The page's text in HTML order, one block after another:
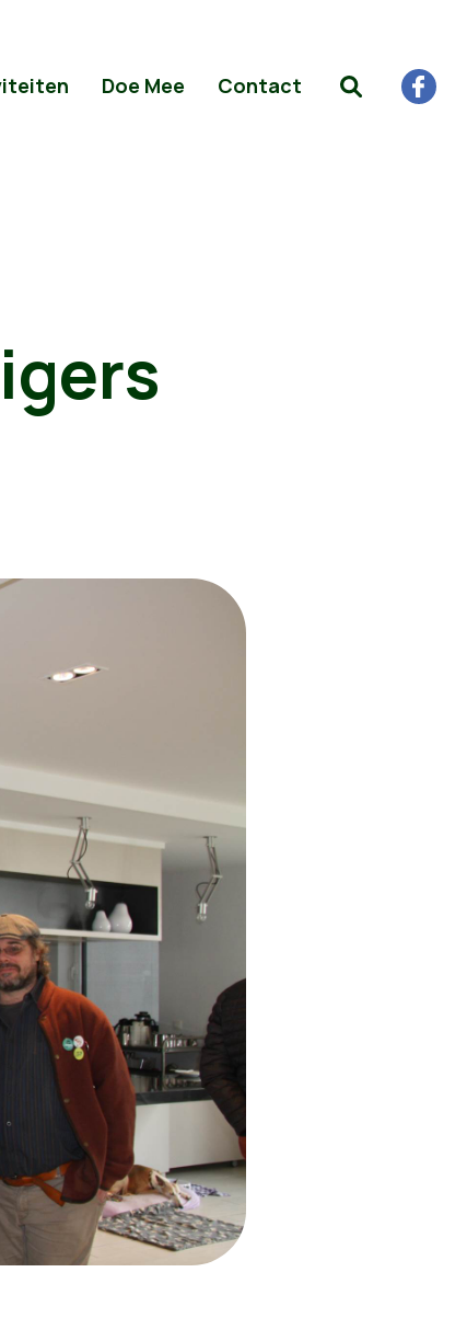
Doe Mee Contact